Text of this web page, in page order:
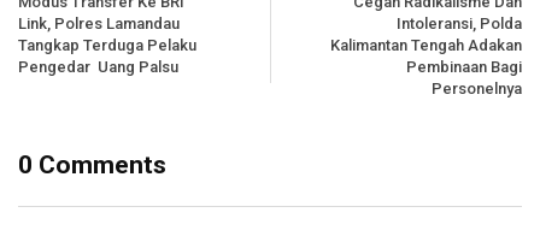
Link, Polres Lamandau
Tangkap Terduga Pelaku
Pengedar Uang Palsu
Intoleransi, Polda
Kalimantan Tengah Adakan
Pembinaan Bagi
Personelnya
0 Comments